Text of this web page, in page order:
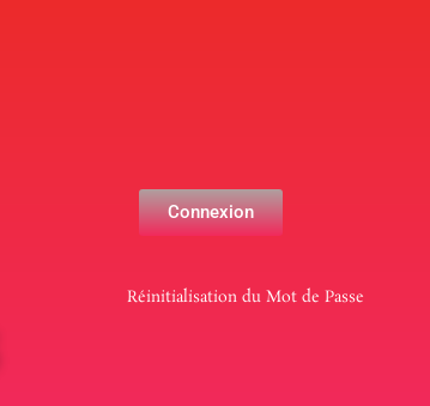
Connexion
Réinitialisation du Mot de Passe